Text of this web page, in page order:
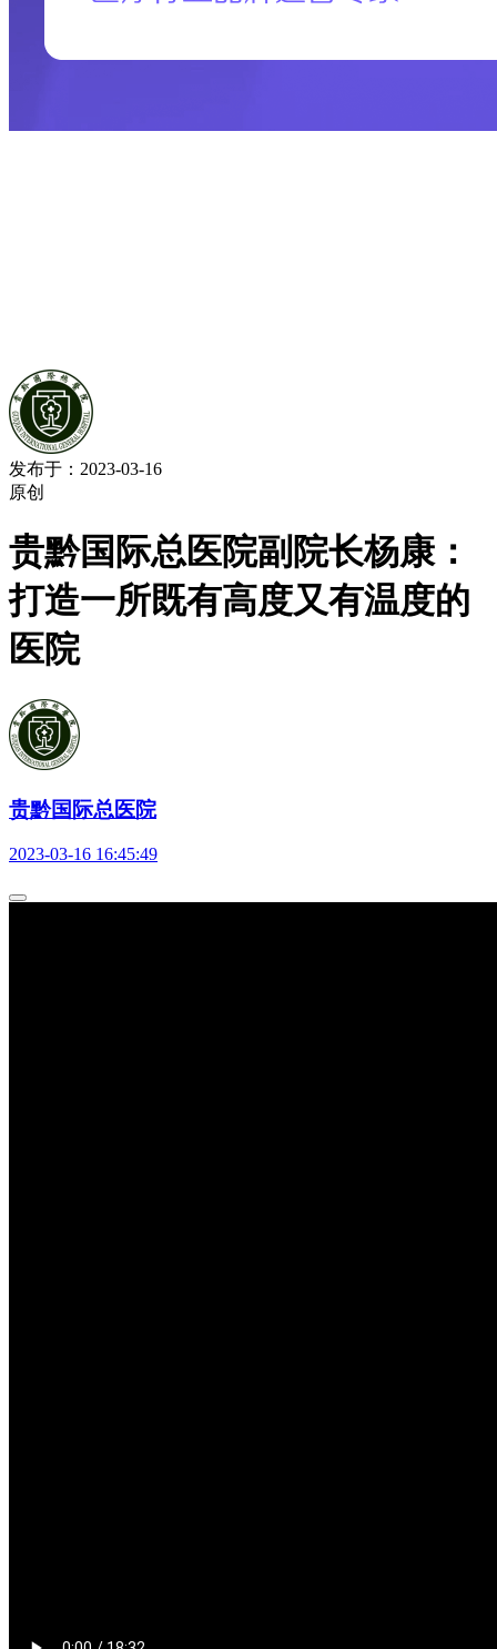
发布于：2023-03-16
原创
贵黔国际总医院副院长杨康：
打造一所既有高度又有温度的
医院
贵黔国际总医院
2023-03-16 16:45:49